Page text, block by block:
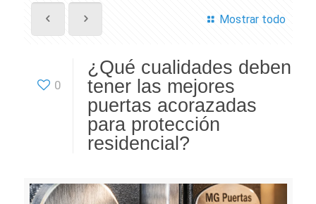
Mostrar todo
0
¿Qué cualidades deben
tener las mejores
puertas acorazadas
para protección
residencial?